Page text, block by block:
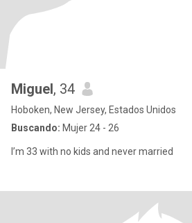
Miguel, 34
Hoboken, New Jersey, Estados Unidos
Buscando: Mujer 24 - 26
I’m 33 with no kids and never married